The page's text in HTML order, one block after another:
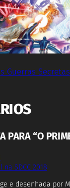
Guerras Secretas
PARA “O
SDCC 2018
e desenhada por